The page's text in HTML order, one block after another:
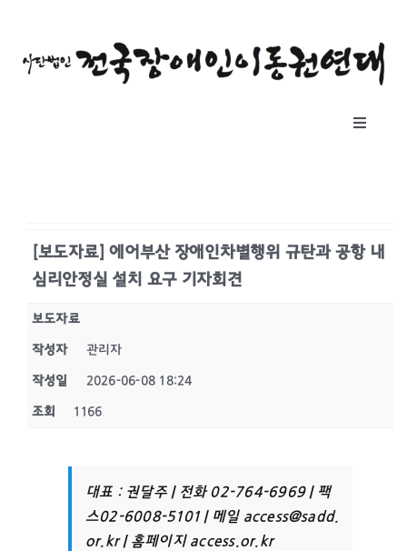
Toggle
공지사항
후원하기
[보도자료] 에어부산 장애인차별행위 규탄과 공항 내
심리안정실 설치 요구 기자회견
보도자료
작성자 관리자
작성일 2026-06-08 18:24
조회 1166
대표 : 권달주 | 전화 02-764-6969 | 팩
스02-6008-5101 | 메일 access@sadd.
or.kr| 홈페이지 access.or.kr